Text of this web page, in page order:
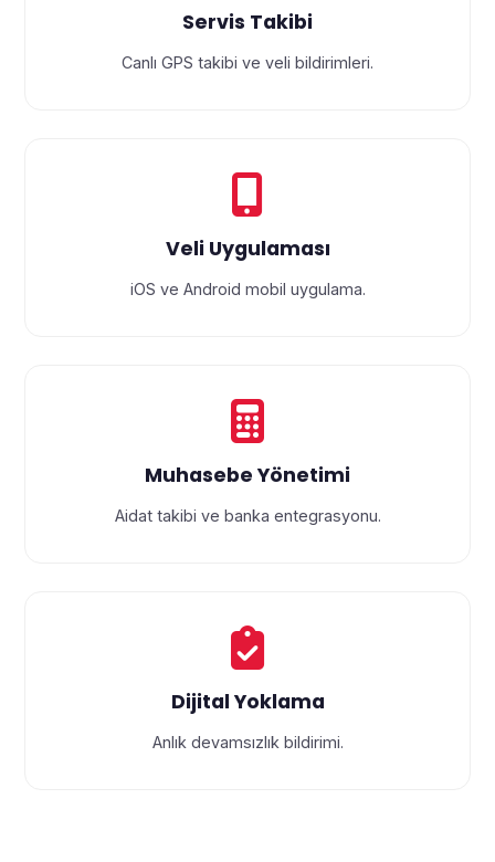
Servis Takibi
Canlı GPS takibi ve veli bildirimleri.
Veli Uygulaması
iOS ve Android mobil uygulama.
Muhasebe Yönetimi
Aidat takibi ve banka entegrasyonu.
Dijital Yoklama
Anlık devamsızlık bildirimi.